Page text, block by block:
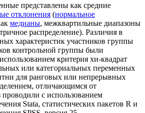
представлены как средние
отклонения (нормальное
медианы, межквартильные диапазоны
распределение). Различия в
характеристик участников группы
контрольной группы были
критерия хи-квадрат
или категориальных переменных
для ранговых или непрерывных
отличающимся от
с использованием
Stata, статистических пакетов R и